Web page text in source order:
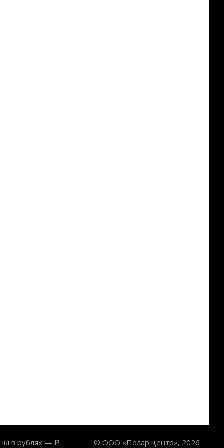
в рублях — ₽. © ООО «Полар центр», 2026